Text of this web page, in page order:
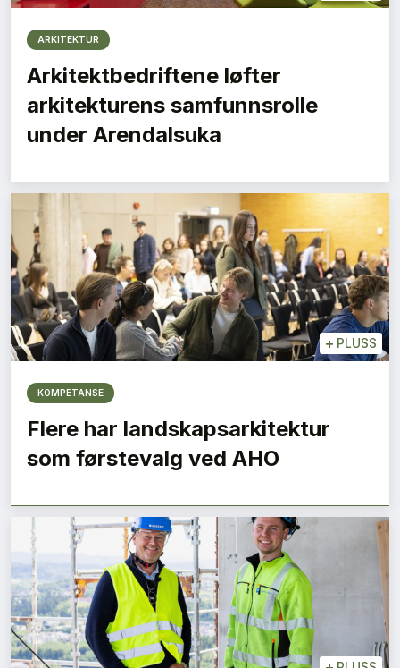
ARKITEKTUR
Arkitektbedriftene løfter
arkitekturens samfunnsrolle
under Arendalsuka
+ PLUSS
KOMPETANSE
Flere har landskapsarkitektur
som førstevalg ved AHO